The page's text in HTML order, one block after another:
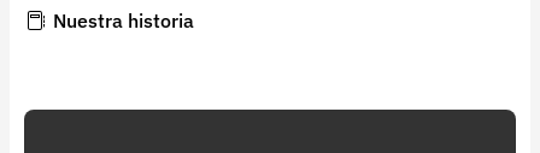
Nuestra historia